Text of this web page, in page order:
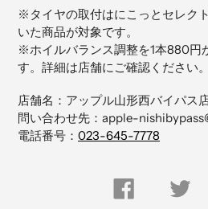
品
を
追
加
す
る
※タイヤの取付はにこっとセレク
いた商品が対象です。
※ホイルバランス調整を1本880円
す。詳細は店舗にご確認ください。
店舗名：アップル山形西バイパス
問い合わせ先：apple-
電話番号： 023-645-7778
FACEBOOK
で
Twitter